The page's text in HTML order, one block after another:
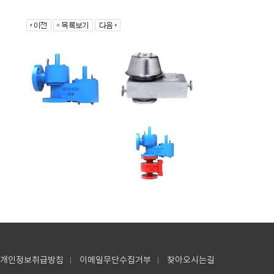
개인정보취급방침 | 이메일무단수집거부 | 찾아오시는길